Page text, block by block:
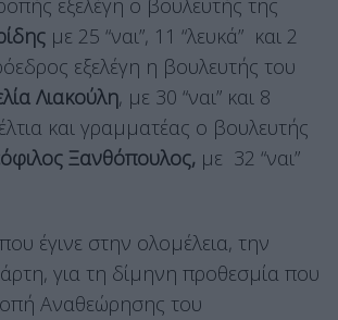
εξελέγη ο βουλευτής της
με 25 “ναι”, 11 “λευκά” και 2
εξελέγη η βουλευτής του
Λιακούλη, με 30 “ναι” και 8
και γραμματέας ο βουλευτής
Ξανθόπουλος, με 32 “ναι”
έγινε στην ολομέλεια, την
για τη δίμηνη προθεσμία που
Αναθεώρησης του